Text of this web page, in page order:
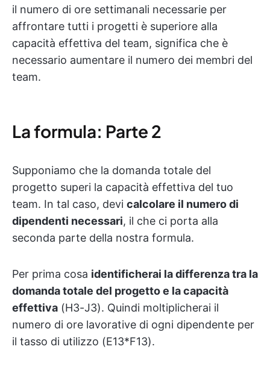
il numero di ore settimanali necessarie per
affrontare tutti i progetti è superiore alla
capacità effettiva del team, significa che è
necessario aumentare il numero dei membri del
team.
La formula: Parte 2
Supponiamo che la domanda totale del
progetto superi la capacità effettiva del tuo
team. In tal caso, devi calcolare il numero di
dipendenti necessari, il che ci porta alla
seconda parte della nostra formula.
Per prima cosa identificherai la differenza tra la
domanda totale del progetto e la capacità
effettiva (H3-J3). Quindi moltiplicherai il
numero di ore lavorative di ogni dipendente per
il tasso di utilizzo (E13*F13).